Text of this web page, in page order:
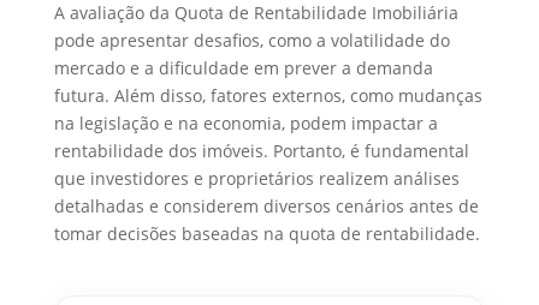
A avaliação da Quota de Rentabilidade Imobiliária
pode apresentar desafios, como a volatilidade do
mercado e a dificuldade em prever a demanda
futura. Além disso, fatores externos, como mudanças
na legislação e na economia, podem impactar a
rentabilidade dos imóveis. Portanto, é fundamental
que investidores e proprietários realizem análises
detalhadas e considerem diversos cenários antes de
tomar decisões baseadas na quota de rentabilidade.